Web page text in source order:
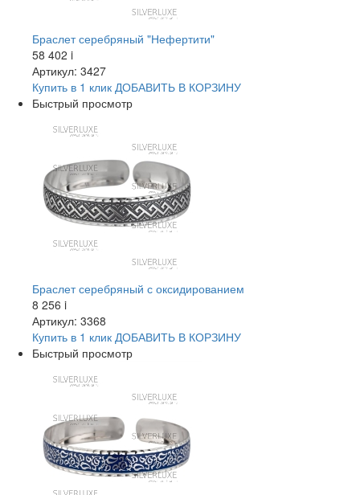
Браслет серебряный "Нефертити"
58 402 i
Артикул: 3427
Купить в 1 клик ДОБАВИТЬ В КОРЗИНУ
Быстрый просмотр
Браслет серебряный с оксидированием
8 256 i
Артикул: 3368
Купить в 1 клик ДОБАВИТЬ В КОРЗИНУ
Быстрый просмотр